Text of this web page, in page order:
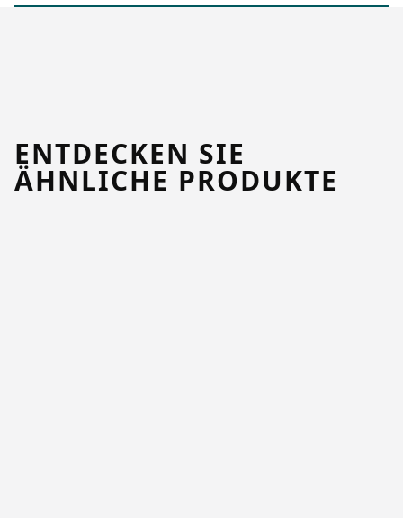
ENTDECKEN SIE
ÄHNLICHE PRODUKTE